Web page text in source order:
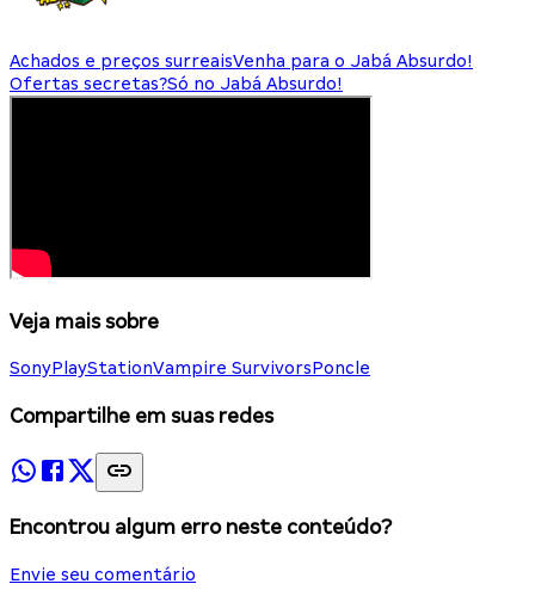
Achados e preços surreaisVenha para o Jabá Absurdo!
Ofertas secretas?Só no Jabá Absurdo!
Veja mais sobre
SonyPlayStationVampire SurvivorsPoncle
Compartilhe em suas redes
Encontrou algum erro neste conteúdo?
Envie seu comentário